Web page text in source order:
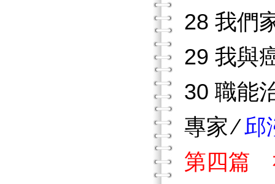
28 我們
29 我與
30 職能
專家 ∕邱
第四篇